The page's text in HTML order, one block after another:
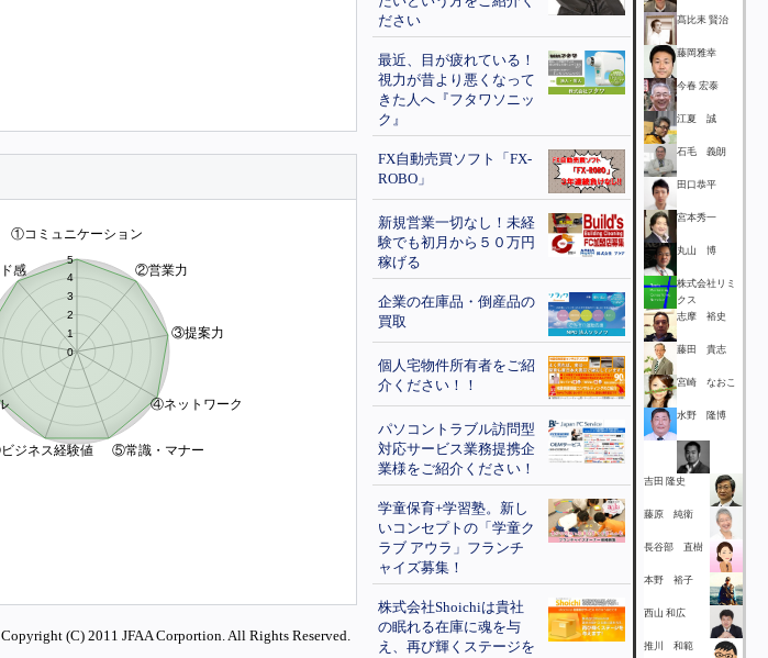
Copyright (C) 2011 JFAA Corportion. All Rights Reserved.
ださい
最近、目が疲れている！
視力が昔より悪くなって
きた人へ『フタワソニッ
ク』
FX自動売買ソフト「FX-
ROBO」
新規営業一切なし！未経
験でも初月から５０万円
稼げる
企業の在庫品・倒産品の
買取
個人宅物件所有者をご紹
介ください！！
パソコントラブル訪問型
対応サービス業務提携企
業様をご紹介ください！
学童保育+学習塾。新し
いコンセプトの「学童ク
ラブ アウラ」フランチ
ャイズ募集！
株式会社Shoichiは貴社
の眠れる在庫に魂を与
え、再び輝くステージを
髙比耒 賢治
藤岡雅幸
今春 宏泰
江夏 誠
石毛 義朗
田口恭平
宮本秀一
丸山 博
株式会社リミ
クス
志摩 裕史
藤田 貴志
宮崎 なおこ
水野 隆博
吉田 隆史
藤原 純衛
長谷部 直樹
本野 裕子
西山 和広
推川 和範